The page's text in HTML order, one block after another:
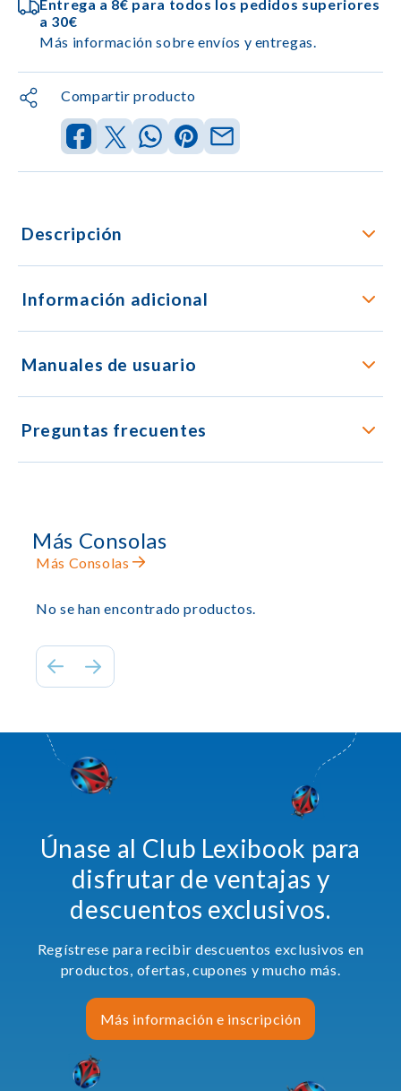
Entrega a 8€ para todos los pedidos superiores
a 30€
Más información sobre envíos y entregas.
Compartir producto
Descripción
Información adicional
Manuales de usuario
Preguntas frecuentes
Más Consolas
Más Consolas
No se han encontrado productos.
Únase al Club Lexibook para
disfrutar de ventajas y
descuentos exclusivos.
Regístrese para recibir descuentos exclusivos en
productos, ofertas, cupones y mucho más.
Más información e inscripción